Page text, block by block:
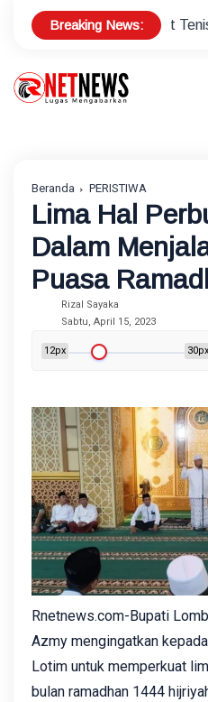
Breaking News:
Atlet Tenis Lapangan
Beranda PERISTIWA
Lima Hal
Dalam
Puasa
Rizal Sayaka
Sabtu, April 15, 2023
12px 30px
Rnetnews.com-Bupati
Azmy mengingatkan
Lotim untuk memperkuat
bulan ramadhan 1444